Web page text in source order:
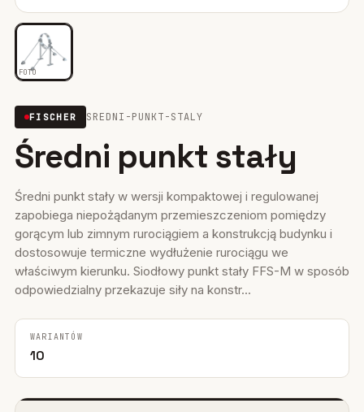
Mocowania ociepleń 28
Mocowania do rusztowań
Wiertła i narzędzia
Mocowania elektryczne
Wkręty
Firestop
Uszczelniacze, piany kleje
Systemy fasadowe 17
FOTO
FISCHER SREDNI-PUNKT-STALY
Średni punkt stały
Średni punkt stały w wersji kompaktowej i regulowanej
zapobiega niepożądanym przemieszczeniom pomiędzy
gorącym lub zimnym rurociągiem a konstrukcją budynku i
dostosowuje termiczne wydłużenie rurociągu we
właściwym kierunku. Siodłowy punkt stały FFS-M w sposób
odpowiedzialny przekazuje siły na konstr...
WARIANTÓW
10